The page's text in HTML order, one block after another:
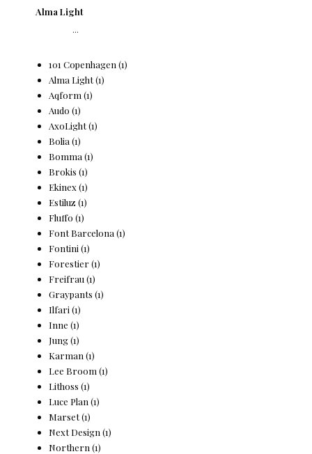
Alma Light
...
101 Copenhagen (1)
Alma Light(1)
Aqform (1)
Audo (1)
AxoLight(1)
Bolia (1)
Bomma (1)
Brokis (1)
Ekinex(1)
Estiluz (1)
Fluffo (1)
Font Barcelona (1)
Fontini (1)
Forestier(1)
Freifrau (1)
Graypants (1)
Ilfari (1)
Inne (1)
Jung(1)
Karman (1)
Lee Broom (1)
Lithoss (1)
Luce Plan (1)
Marset(1)
Next Design (1)
Northern (1)